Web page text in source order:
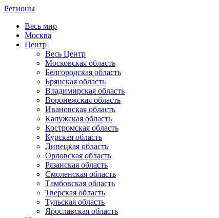
Регионы
Весь мир
Москва
Центр
Весь Центр
Московская область
Белгородская область
Брянская область
Владимирская область
Воронежская область
Ивановская область
Калужская область
Костромская область
Курская область
Липецкая область
Орловская область
Рязанская область
Смоленская область
Тамбовская область
Тверская область
Тульская область
Ярославская область